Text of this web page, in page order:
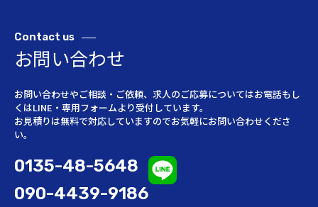
Contact us
お問い合わせ
お問い合わせやご相談・ご依頼、求人のご応募についてはお電話もし
くはLINE・専用フォームより受付しています。
お見積りは無料で対応していますのでお気軽にお問い合わせくださ
い。
0135-48-5648
090-4439-9186